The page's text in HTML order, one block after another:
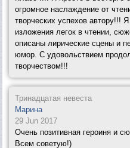
огромное наслаждение от
творческих успехов
изложения легок в чтении,
описаны лирические сцены и
юмор. С удовольствием
творчеством!!!
Тринадцатая невеста
Марина
29 Jun 2017
Очень позитивная героиня и
Всем советую!)